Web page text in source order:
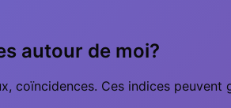
autour de moi?
coïncidences. Ces indices